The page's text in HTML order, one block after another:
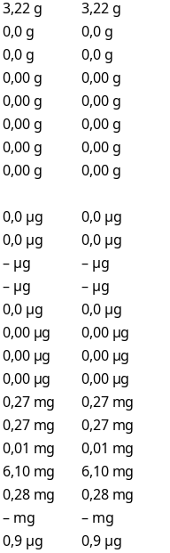
3,22 g
3,22 g
0,0 g
0,0 g
0,0 g
0,0 g
0,00 g
0,00 g
0,00 g
0,00 g
0,00 g
0,00 g
0,00 g
0,00 g
0,00 g
0,00 g
0,0 µg
0,0 µg
0,0 µg
0,0 µg
– µg
– µg
– µg
– µg
0,0 µg
0,0 µg
0,00 µg
0,00 µg
0,00 µg
0,00 µg
0,00 µg
0,00 µg
0,27 mg
0,27 mg
0,27 mg
0,27 mg
0,01 mg
0,01 mg
6,10 mg
6,10 mg
0,28 mg
0,28 mg
– mg
– mg
0,9 µg
0,9 µg